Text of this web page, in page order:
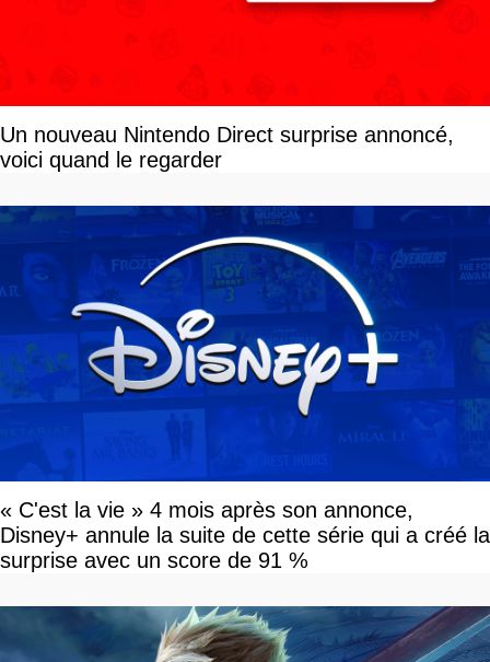
Un nouveau Nintendo Direct surprise annoncé,
voici quand le regarder
« C'est la vie » 4 mois après son annonce,
Disney+ annule la suite de cette série qui a créé la
surprise avec un score de 91 %